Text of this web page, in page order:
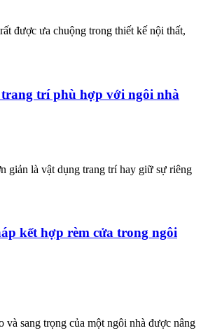
được ưa chuộng trong thiết kế nội thất,
trang trí phù hợp với ngôi nhà
giản là vật dụng trang trí hay giữ sự riêng
kết hợp rèm cửa trong ngôi
và sang trọng của một ngôi nhà được nâng